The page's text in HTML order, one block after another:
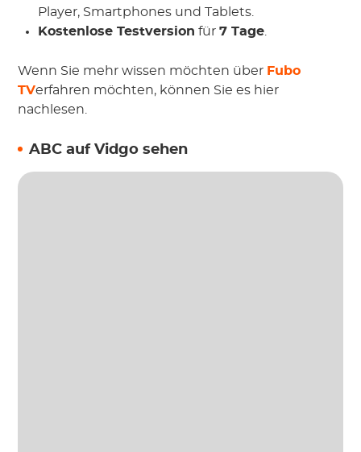
Player, Smartphones und Tablets.
Kostenlose Testversion für7 Tage
Wenn Sie mehr wissen möchten über Fubo
TVerfahren möchten, können Sie es hier
nachlesen.
ABC auf Vidgo sehen